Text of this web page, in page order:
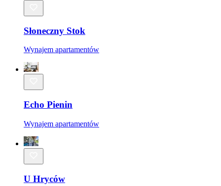
Słoneczny Stok
Wynajem apartamentów
Echo Pienin
Wynajem apartamentów
U Hryców